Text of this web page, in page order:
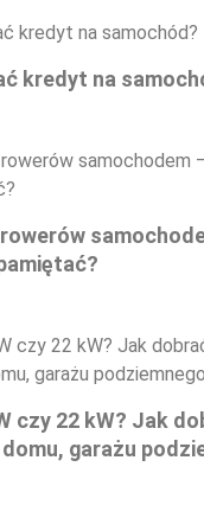
kredyt na
czy 22 kW? Jak
garażu